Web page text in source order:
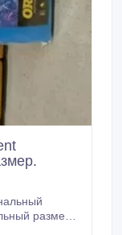
размер.